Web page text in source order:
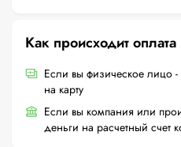
Как происходит
Если вы физическое лицо
на карту
Если вы компания или
деньги на расчетный счет